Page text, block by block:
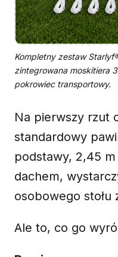
Kompletny zestaw
zintegrowana moskitiera
pokrowiec transportowy.
Na pierwszy rzut
standardowy
podstawy, 2,45
dachem,
osobowego stołu
Ale to, co go